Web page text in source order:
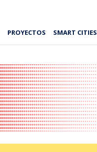
PROYECTOS SMART CITIES